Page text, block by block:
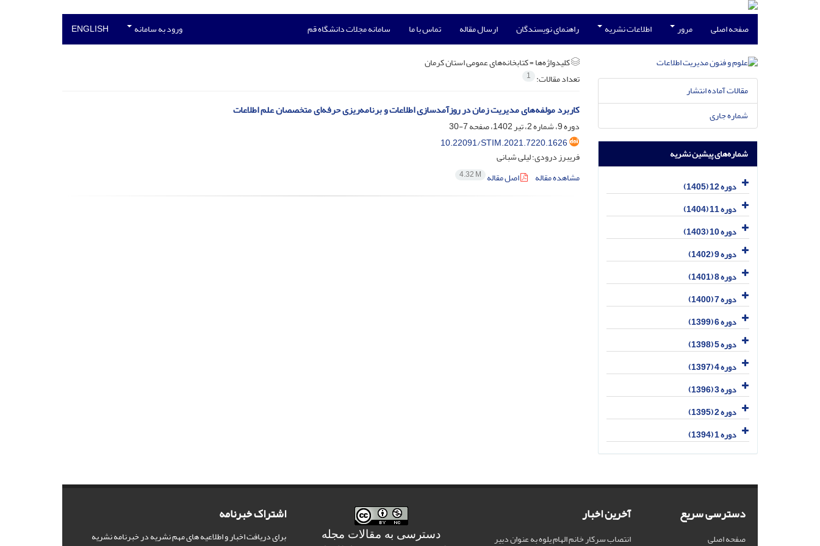
صفحه اصلی مرور اطلاعات نشریه راهنمای نویسندگان ارسال مقاله تماس با ما سامانه مجلات دانشگاه قم ورود به سامانه ENGLISH
کلیدواژه‌ها =کتابخانه‌های عمومی استان کرمان
تعداد مقالات: 1
کاربرد مولفه‌های مدیریت زمان در روزآمدسازی اطلاعات و برنامه‌ریزی حرفه‌ای متخصصان علم اطلاعات
دوره 9، شماره 2، تیر 1402، صفحه
7-30
10.22091/STIM.2021.7220.1626
فریبرز درودی؛ لیلی شبانی
مشاهده مقاله
اصل مقاله 4.32 M
مقالات آماده انتشار
شماره جاری
شماره‌های پیشین نشریه
دوره 12 (1405)
دوره 11 (1404)
دوره 10 (1403)
دوره 9 (1402)
دوره 8 (1401)
دوره 7 (1400)
دوره 6 (1399)
دوره 5 (1398)
دوره 4 (1397)
دوره 3 (1396)
دوره 2 (1395)
دوره 1 (1394)
دسترسی سریع
صفحه اصلی
آخرین اخبار
انتصاب سرکار خانم الهام یلوه به عنوان دبیر
دسترسی به مقالات مجله
اشتراک خبرنامه
برای دریافت اخبار و اطلاعیه های مهم نشریه در خبرنامه نشریه